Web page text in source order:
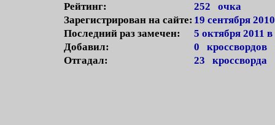
Рейтинг:
252 очка
Зарегистрирован на сайте: 19 сентября
Последний раз замечен:
5 октября 2011
Добавил:
0 кроссвордов
Отгадал:
23 кроссворда